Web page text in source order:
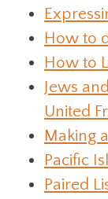
How to
How to
Jews
United
Making
Pacific
Paired